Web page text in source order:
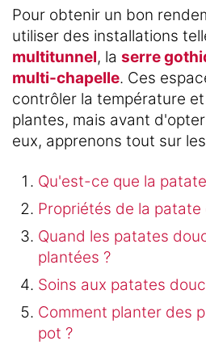
Pour obtenir un bon
utiliser des installations
multitunnel, la serre
multi-chapelle. Ces
contrôler la température
plantes, mais avant
eux, apprenons tout sur
Qu'est-ce que la
Propriétés de la patate
Quand les patates
plantées ?
Soins aux patates
Comment planter des
pot ?